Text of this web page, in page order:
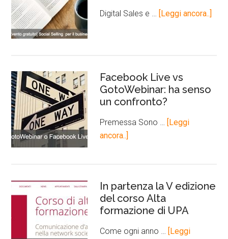
Digital Sales e … [Leggi ancora..]
Facebook Live vs
GotoWebinar: ha senso
un confronto?
Premessa Sono …
[Leggi
ancora..]
In partenza la V edizione
del corso Alta
formazione di UPA
Come ogni anno …
[Leggi